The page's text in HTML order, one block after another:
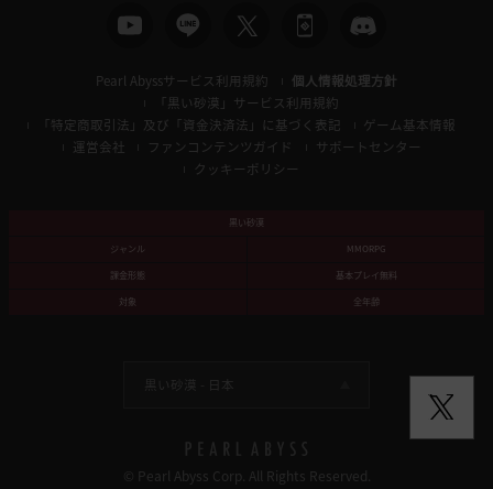
Pearl Abyssサービス利用規約
個人情報処理方針
「黒い砂漠」サービス利用規約
「特定商取引法」及び「資金決済法」に基づく表記
ゲーム基本情報
運営会社
ファンコンテンツガイド
サポートセンター
クッキーポリシー
黒い砂漠
ジャンル
MMORPG
課金形態
基本プレイ無料
対象
全年齢
黒い砂漠 - 日本
© Pearl Abyss Corp. All Rights Reserved.